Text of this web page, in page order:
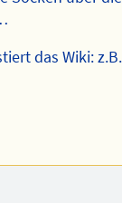
das Wiki: z.B.